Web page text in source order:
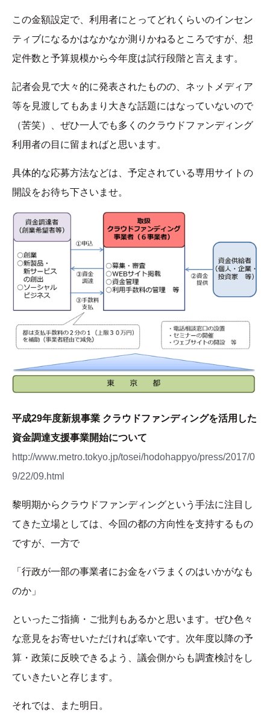
この金額設定で、利用者にとってどれくらいのインセン
ティブになるかはなかなか測りかねるところですが、想
定件数と予算規模から今年度は試行段階と言えます。
記者会見で大々的に発表されたものの、ネットメディア
等を見渡してもあまり大きな話題にはなっていないので
（苦笑）、ぜひ一人でも多くのクラウドファンディング
利用者の目に留まればと思います。
具体的な応募方法などは、予定されている専用サイトの
開設をお待ち下さいませ。
平成29年度新規事業 クラウドファンディングを活用した
資金調達支援事業開始について
http://www.metro.tokyo.jp/tosei/hodohappyo/press/2017/0
9/22/09.html
黎明期からクラウドファンディングという手法に注目し
てきた立場としては、今回の都の方向性を支持するもの
ですが、一方で
「行政が一部の事業者にお金をバラまくのはいかがなも
のか」
といったご指摘・ご批判もあるかと思います。ぜひ色々
な意見をお寄せいただければ幸いです。次年度以降の予
算・政策に反映できるよう、議会側からも調査検討をし
ていきたいと存じます。
それでは、また明日。